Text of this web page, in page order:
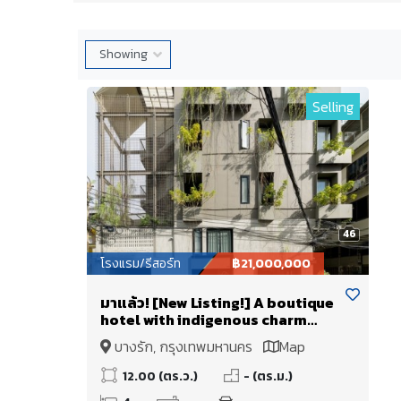
46
Selling
โรงแรม/รีสอร์ท ฿21,000,000
มาแล้ว! [New Listing!] A boutique
hotel with indigenous charm
[Liew Boutique Residence]
บางรัก, กรุงเทพมหานคร Map
12.00 (ตร.ว.)
- (ตร.ม.)